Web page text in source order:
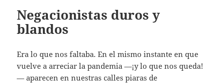
Negacionistas duros y
blandos
Era lo que nos faltaba. En el mismo instante en que
vuelve a arreciar la pandemia —¡y lo que nos queda!
— aparecen en nuestras calles piaras de